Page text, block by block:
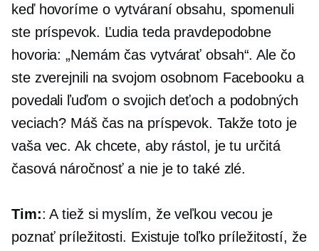
keď hovoríme o vytváraní obsahu, spomenuli
ste príspevok. Ľudia teda pravdepodobne
hovoria: „Nemám čas vytvárať obsah“. Ale čo
ste zverejnili na svojom osobnom Facebooku a
povedali ľuďom o svojich deťoch a podobných
veciach? Máš čas na príspevok. Takže toto je
vaša vec. Ak chcete, aby rástol, je tu určitá
časová náročnosť a nie je to také zlé.
Tim:: A tiež si myslím, že veľkou vecou je
poznať príležitosti. Existuje toľko príležitostí, že